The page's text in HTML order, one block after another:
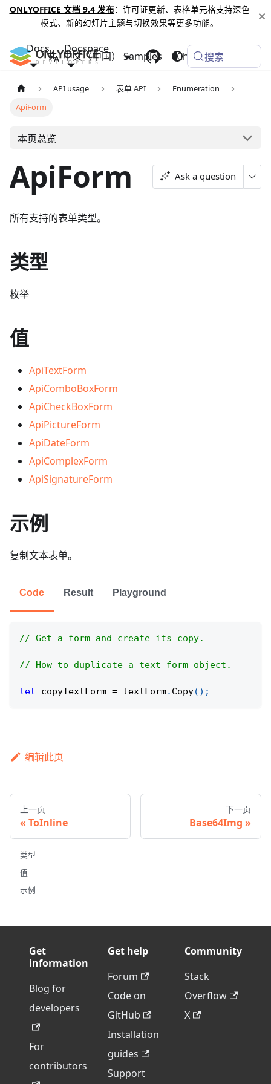
ONLYOFFICE 文档 9.4 发布：许可证更新、表格单元格支持深色
模式、新的幻灯片主题与切换效果等更多功能。
Docs Docspace
Samples Changelog
中文（中国） 搜索
API usage 表单 API
Enumeration
ApiForm
本页总览
ApiForm Ask a question
所有支持的表单类型。
类型
枚举
值
ApiTextForm
ApiComboBoxForm
ApiCheckBoxForm
ApiPictureForm
ApiDateForm
ApiComplexForm
ApiSignatureForm
示例
复制文本表单。
Code Result Playground
// Get a form and create its copy.
// How to duplicate a text form object.
let copyTextForm = textForm. Copy( ) ;
编辑此页
上一页
ToInline
下一页
Base64Img
类型
值
示例
Get
information
Blog for
developers
For
contributors
Get help
Forum
Code on
GitHub
Installation
guides
Support
Community
Stack
Overflow
X